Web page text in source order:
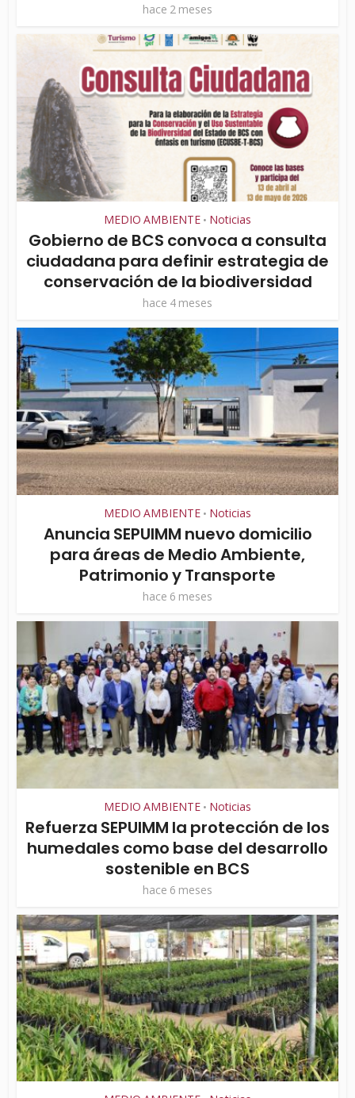
hace 2 meses
MEDIO AMBIENTE • Noticias
Gobierno de BCS convoca a consulta
ciudadana para definir estrategia de
conservación de la biodiversidad
hace 4 meses
MEDIO AMBIENTE • Noticias
Anuncia SEPUIMM nuevo domicilio
para áreas de Medio Ambiente,
Patrimonio y Transporte
hace 6 meses
MEDIO AMBIENTE • Noticias
Refuerza SEPUIMM la protección de los
humedales como base del desarrollo
sostenible en BCS
hace 6 meses